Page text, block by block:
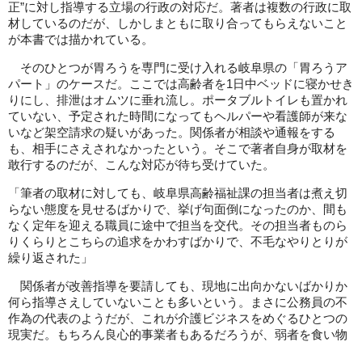
正”に対し指導する立場の行政の対応だ。著者は複数の行政に取
材しているのだが、しかしまともに取り合ってもらえないこと
が本書では描かれている。
そのひとつが胃ろうを専門に受け入れる岐阜県の「胃ろうア
パート」のケースだ。ここでは高齢者を1日中ベッドに寝かせき
りにし、排泄はオムツに垂れ流し。ポータブルトイレも置かれ
ていない、予定された時間になってもヘルパーや看護師が来な
いなど架空請求の疑いがあった。関係者が相談や通報をする
も、相手にさえされなかったという。そこで著者自身が取材を
敢行するのだが、こんな対応が待ち受けていた。
「筆者の取材に対しても、岐阜県高齢福祉課の担当者は煮え切
らない態度を見せるばかりで、挙げ句面倒になったのか、間も
なく定年を迎える職員に途中で担当を交代。その担当者ものら
りくらりとこちらの追求をかわすばかりで、不毛なやりとりが
繰り返された」
関係者が改善指導を要請しても、現地に出向かないばかりか
何ら指導さえしていないことも多いという。まさに公務員の不
作為の代表のようだが、これが介護ビジネスをめぐるひとつの
現実だ。もちろん良心的事業者もあるだろうが、弱者を食い物